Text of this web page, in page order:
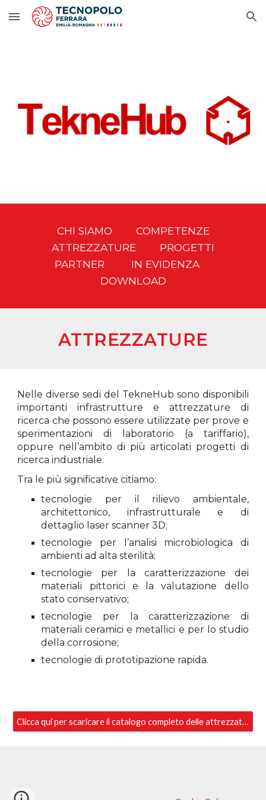
Skip to main content Skip to navigation
CHI SIAMO
COMPETENZE
ATTREZZATURE
PROGETTI
PARTNER
IN EVIDENZA
DOWNLOAD
ATTREZZATURE
Nelle diverse sedi del TekneHub sono disponibili
importanti infrastrutture e attrezzature di
ricerca che possono essere utilizzate per prove e
sperimentazioni di laboratorio (a tariffario),
oppure nell’ambito di più articolati progetti di
ricerca industriale.
Tra le più significative citiamo:
tecnologie per il rilievo ambientale,
architettonico, infrastrutturale e di
dettaglio laser scanner 3D;
tecnologie per l’analisi microbiologica di
ambienti ad alta sterilità;
tecnologie per la caratterizzazione dei
materiali pittorici e la valutazione dello
stato conservativo;
tecnologie per la caratterizzazione di
materiali ceramici e metallici e per lo studio
della corrosione;
tecnologie di prototipazione rapida.
Clicca qui per scaricare il catalogo completo delle attrezzature disponibili presso il Laboratorio TekneHub